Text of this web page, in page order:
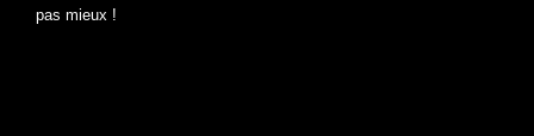
pas mieux !